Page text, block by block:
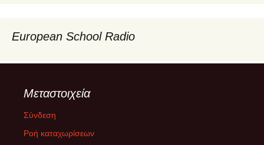
European School Radio
Μεταστοιχεία
Σύνδεση
Ροή καταχωρίσεων